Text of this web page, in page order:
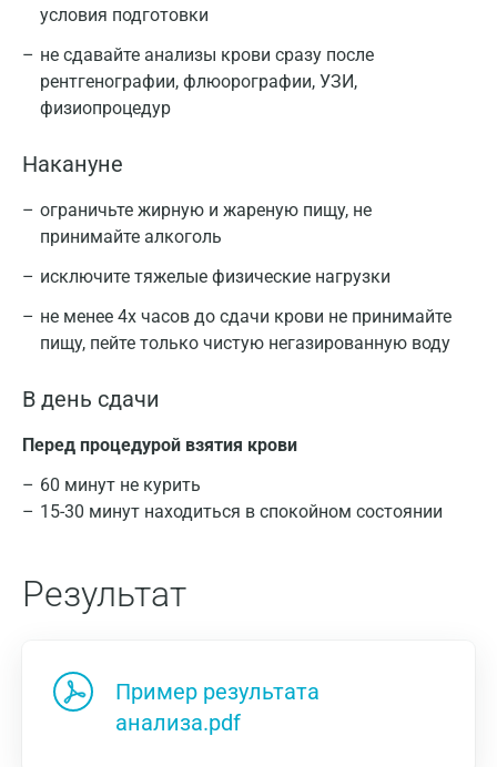
условия подготовки
не сдавайте анализы крови сразу после
рентгенографии, флюорографии, УЗИ,
физиопроцедур
Накануне
ограничьте жирную и жареную пищу, не
принимайте алкоголь
исключите тяжелые физические нагрузки
не менее 4х часов до сдачи крови не принимайте
пищу, пейте только чистую негазированную воду
В день сдачи
Перед процедурой взятия крови
60 минут не курить
15-30 минут находиться в спокойном состоянии
Результат
Пример результата
анализа.pdf